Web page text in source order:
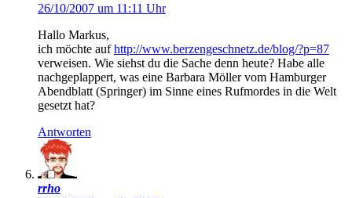
26/10/2007 um 11:11 Uhr
Hallo Markus,
ich möchte aufhttp://www.berzengeschnetz.de/blog/?p=87
verweisen. Wie siehst du die Sache denn heute? Habe alle
nachgeplappert, was eine Barbara Möller vom Hamburger
Abendblatt (Springer) im Sinne eines Rufmordes in die Welt
gesetzt hat?
Antworten
rrho